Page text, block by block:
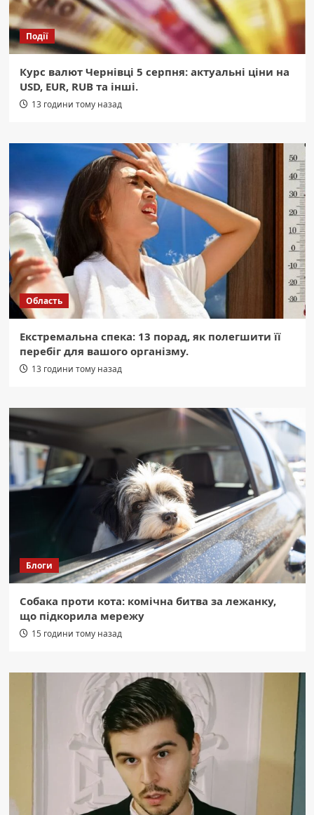
Події
Курс валют Чернівці 5 серпня: актуальні ціни на
USD, EUR, RUB та інші.
13 години тому назад
Область
Екстремальна спека: 13 порад, як полегшити її
перебіг для вашого організму.
13 години тому назад
Блоги
Собака проти кота: комічна битва за лежанку,
що підкорила мережу
15 години тому назад